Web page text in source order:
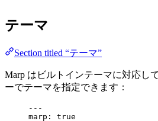
テーマ
Section titled “テーマ”
Marp はビルトインテーマに対応し
ーでテーマを指定できます：
---
marp : true